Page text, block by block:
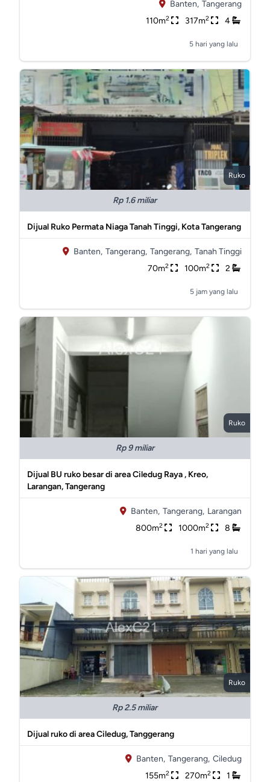
Banten, Tangerang
110m2 317m2 4
5 hari yang lalu
Ruko
Rp 1.6 miliar
Dijual Ruko Permata Niaga Tanah Tinggi, Kota Tangerang
Banten, Tangerang, Tangerang, Tanah Tinggi
70m2 100m2 2
5 jam yang lalu
Ruko
Rp 9 miliar
Dijual BU ruko besar di area Ciledug Raya , Kreo,
Larangan, Tangerang
Banten, Tangerang, Larangan
800m2 1000m2 8
1 hari yang lalu
Ruko
Rp 2.5 miliar
Dijual ruko di area Ciledug, Tanggerang
Banten, Tangerang, Ciledug
155m2 270m2 1